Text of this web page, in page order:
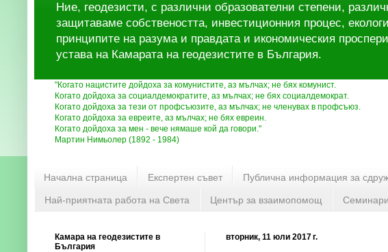
Ние, геодезисти, с различни образователни степени,
защитаваме собствеността, инвестиционния процес,
принципите на разума и правдата и икономическия
устава на Камарата на геодезистите в България.
"Когато нацистите дойдоха за комунистите, аз мълчах; не бях комунист.
Когато дойдоха за социалдемократите, аз мълчах; не бях социалдемократ.
Когато дойдоха за тези от профсъюзите, аз мълчах; не членувах в профсъюз.
Когато дойдоха за евреите, аз мълчах; не бях евреин.
Когато дойдоха за мен - вече нямаше кой да говори."
Мартин Нимьолер (1892 - 1984)
Начална страница Експертен съвет Публична информация за
Най-приятната работа на Света Център за взаимопомощ Семинари
вторник, 11 юли 2017 г.
Камара на геодезистите в
България